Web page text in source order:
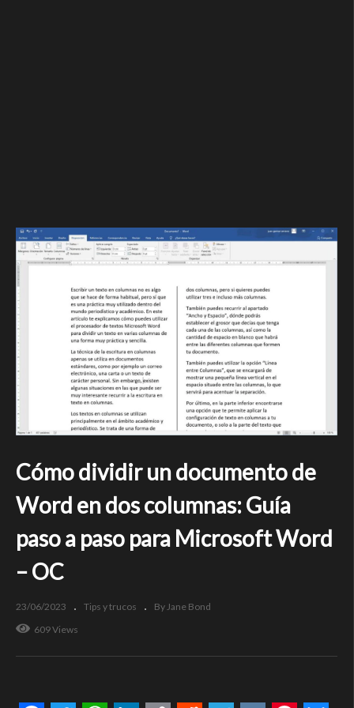
Cómo dividir un documento de
Word en dos columnas: Guía
paso a paso para Microsoft Word
– OC
23/06/2023 Tips y trucos
By Jane Bond
609 Views